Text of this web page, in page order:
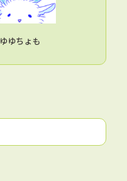
ゆゆちょも